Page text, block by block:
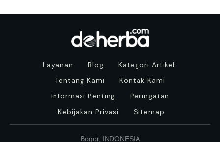
Layanan Blog
Kategori Artikel
Tentang Kami
Kontak Kami
Informasi Penting
Peringatan
Kebijakan Privasi
Sitemap
Bogor, INDONESIA